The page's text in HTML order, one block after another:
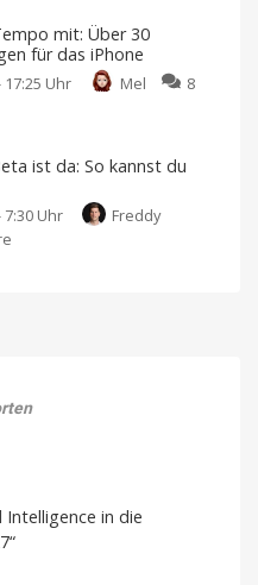
Beta
4
Demnächst
als
gibt
Hinweise
auf
Akkus
das
mit: Über 30
für das iPhone
17:25 Uhr Mel
8
ist da: So kannst du
7:30 Uhr
Freddy
kannst
sich
überhaupt?
Intelligence in die